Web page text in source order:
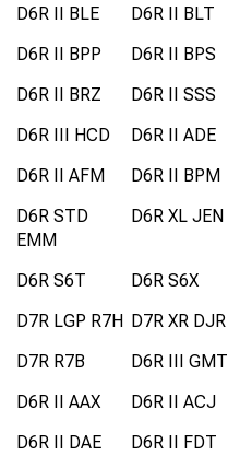
D6R II BLE D6R II BLT
D6R II BPP
D6R II BPS
D6R II BRZ
D6R II SSS
D6R III HCD
D6R II ADE
D6R II AFM
D6R II BPM
D6R STD
EMM
D6R XL JEN
D6R S6T D6R S6X
D7R LGP R7H D7R XR DJR
D7R R7B
D6R III GMT
D6R II AAX
D6R II ACJ
D6R II DAE
D6R II FDT